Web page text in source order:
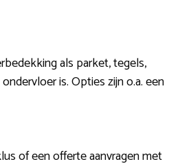
als parket, tegels,
is. Opties zijn o.a. een
of een offerte aanvragen met